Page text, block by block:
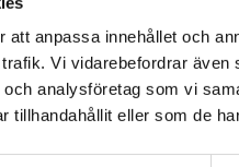
att anpassa innehållet och
Vi vidarebefordrar
analysföretag som vi
tillhandahållit eller som de
verkar som att du besöker
utanför Sverige. Vi
För att kunna slutföra
vara i